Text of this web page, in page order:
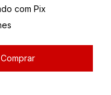
com Pix